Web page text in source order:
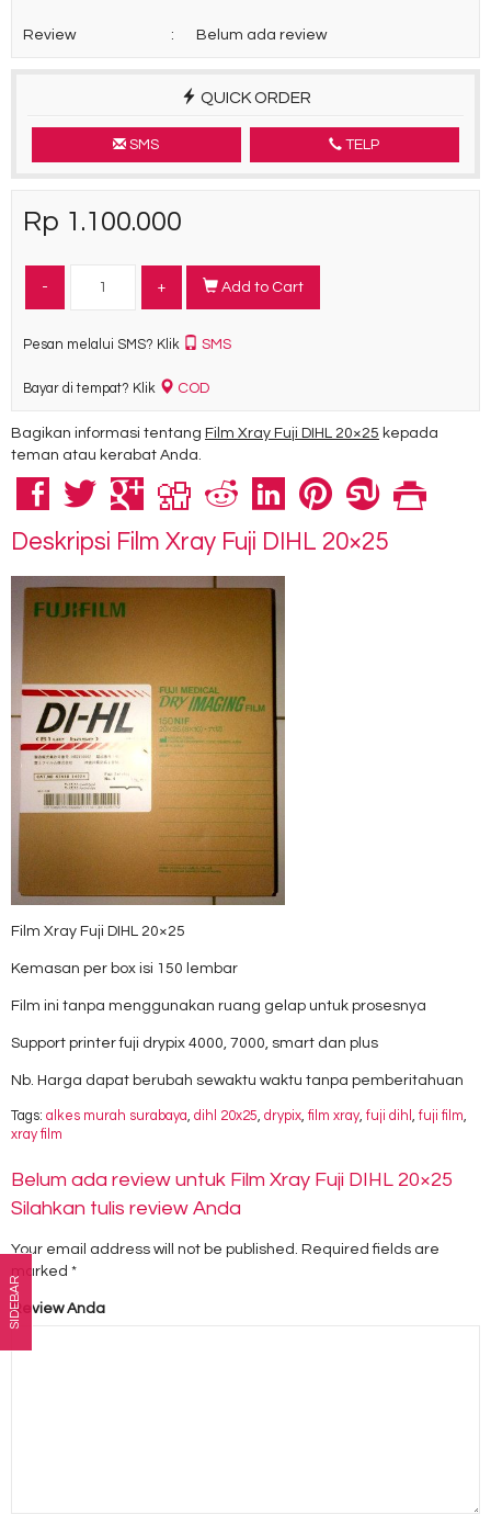
Review : Belum ada review
QUICK ORDER
SMS TELP
Rp 1.100.000
- + Add to Cart
Pesan melalui SMS? Klik SMS
Bayar di tempat? Klik COD
Bagikan informasi tentang Film Xray Fuji DIHL 20×25 kepada
teman atau kerabat Anda.
Deskripsi Film Xray Fuji DIHL 20×25
Film Xray Fuji DIHL 20×25
Kemasan per box isi 150 lembar
Film ini tanpa menggunakan ruang gelap untuk prosesnya
Support printer fuji drypix 4000, 7000, smart dan plus
Nb. Harga dapat berubah sewaktu waktu tanpa pemberitahuan
Tags: alkes murah surabaya, dihl 20x25, drypix, film xray, fuji dihl , fuji film,
xray film
Belum ada review untuk Film Xray Fuji DIHL 20×25
Silahkan tulis review Anda
Your email address will not be published. Required fields are
marked *
Review Anda
SIDEBAR